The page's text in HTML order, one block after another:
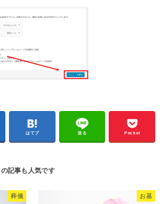
はてブ 送る Pocket
葬儀 お墓